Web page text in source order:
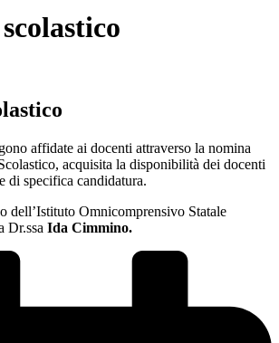
affidate ai docenti attraverso la nomina
acquisita la disponibilità dei docenti
di specifica candidatura.
dell’Istituto Omnicomprensivo Statale
Dr.ssa Ida Cimmino.